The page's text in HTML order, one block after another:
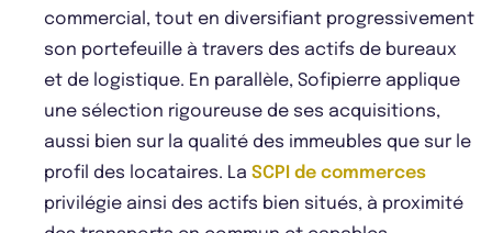
commercial, tout en diversifiant progressivement
son portefeuille à travers des actifs de bureaux
et de logistique. En parallèle, Sofipierre applique
une sélection rigoureuse de ses acquisitions,
aussi bien sur la qualité des immeubles que sur le
profil des locataires. La SCPI de commerces
privilégie ainsi des actifs bien situés, à proximité